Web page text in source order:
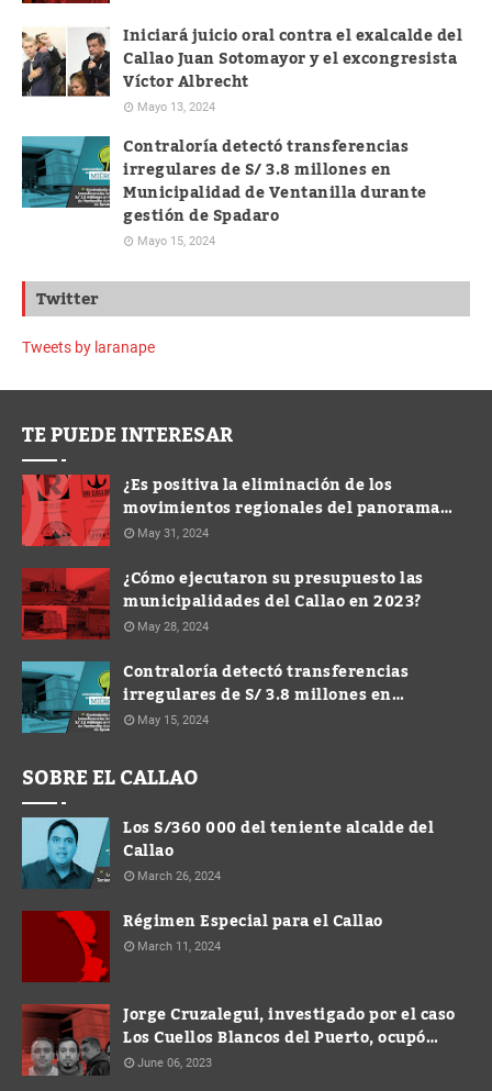
Iniciará juicio oral contra el exalcalde del
Callao Juan Sotomayor y el excongresista
Víctor Albrecht
Mayo 13, 2024
Contraloría detectó transferencias
irregulares de S/ 3.8 millones en
Municipalidad de Ventanilla durante
gestión de Spadaro
Mayo 15, 2024
Twitter
Tweets by laranape
TE PUEDE INTERESAR
¿Es positiva la eliminación de los
movimientos regionales del panorama
electoral?
May 31, 2024
¿Cómo ejecutaron su presupuesto las
municipalidades del Callao en 2023?
May 28, 2024
Contraloría detectó transferencias
irregulares de S/ 3.8 millones en
Municipalidad de Ventanilla durante
May 15, 2024
SOBRE EL CALLAO
Los S/360 000 del teniente alcalde del
Callao
March 26, 2024
Régimen Especial para el Callao
March 11, 2024
Jorge Cruzalegui, investigado por el caso
Los Cuellos Blancos del Puerto, ocupó
cargo de Gerente en la Municipalidad de
June 06, 2023